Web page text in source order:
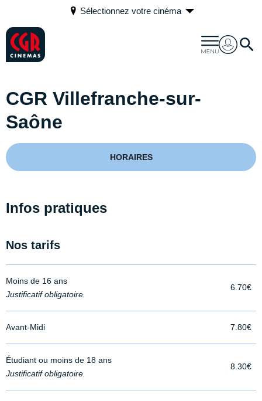
Sélectionnez votre cinéma
CGR Villefranche-sur-
Saône
HORAIRES
Infos pratiques
Nos tarifs
Moins de 16 ans
Justificatif obligatoire.
6.70€
Avant-Midi 7.80€
Étudiant ou moins de 18 ans
Justificatif obligatoire.
8.30€